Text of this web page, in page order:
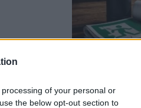
of your personal or
the below opt-out section to
que su
Cómo
la interfaz